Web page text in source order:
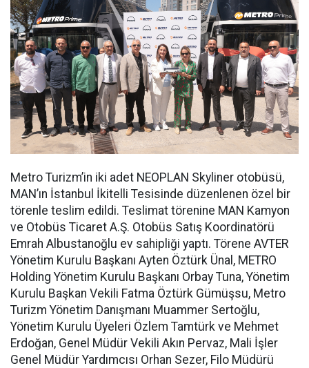
Metro Turizm’in iki adet NEOPLAN Skyliner otobüsü,
MAN’ın İstanbul İkitelli Tesisinde düzenlenen özel bir
törenle teslim edildi. Teslimat törenine MAN Kamyon
ve Otobüs Ticaret A.Ş. Otobüs Satış Koordinatörü
Emrah Albustanoğlu ev sahipliği yaptı. Törene AVTER
Yönetim Kurulu Başkanı Ayten Öztürk Ünal, METRO
Holding Yönetim Kurulu Başkanı Orbay Tuna, Yönetim
Kurulu Başkan Vekili Fatma Öztürk Gümüşsu, Metro
Turizm Yönetim Danışmanı Muammer Sertoğlu,
Yönetim Kurulu Üyeleri Özlem Tamtürk ve Mehmet
Erdoğan, Genel Müdür Vekili Akın Pervaz, Mali İşler
Genel Müdür Yardımcısı Orhan Sezer, Filo Müdürü